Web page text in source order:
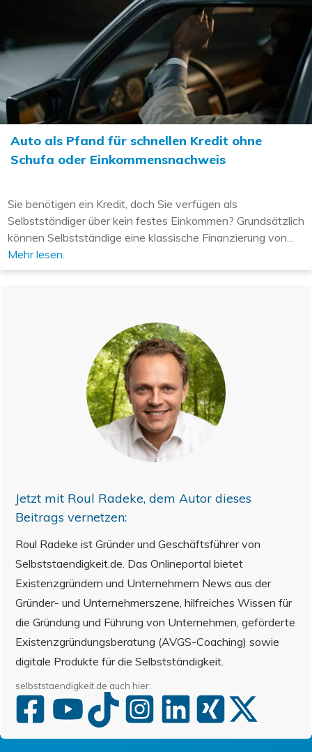
Auto als Pfand für schnellen Kredit ohne
Schufa oder Einkommensnachweis
Sie benötigen ein Kredit, doch Sie verfügen als
Selbstständiger über kein festes Einkommen? Grundsätzlich
können Selbstständige eine klassische Finanzierung von...
Mehr lesen.
Jetzt mit Roul Radeke, dem Autor dieses
Beitrags vernetzen:
Roul Radeke ist Gründer und Geschäftsführer von
Selbststaendigkeit.de. Das Onlineportal bietet
Existenzgründern und Unternehmern News aus der
Gründer- und Unternehmerszene, hilfreiches Wissen für
die Gründung und Führung von Unternehmen, geförderte
Existenzgründungsberatung (AVGS-Coaching) sowie
digitale Produkte für die Selbstständigkeit.
selbststaendigkeit.de auch hier: